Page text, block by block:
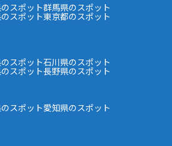
スポット群馬県のスポット
スポット東京都のスポット
スポット石川県のスポット
スポット長野県のスポット
スポット愛知県のスポット